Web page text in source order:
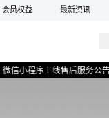
会员权益 最新资讯
序上线售后服务公告 关